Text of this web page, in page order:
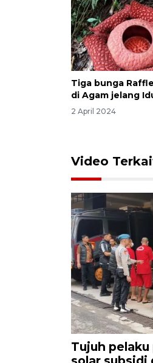
Tiga bunga
di Agam jelang
2 April 2024
Video
Tujuh